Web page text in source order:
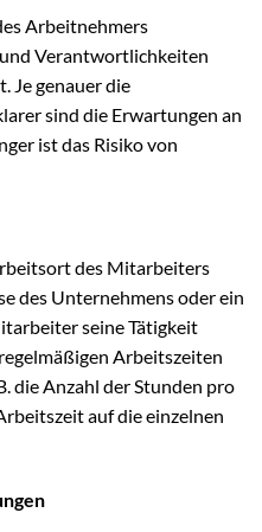
Arbeitnehmers
Verantwortlichkeiten
Je genauer die
sind die Erwartungen an
ist das Risiko von
des Mitarbeiters
des Unternehmens oder ein
seine Tätigkeit
Arbeitszeiten
die Anzahl der Stunden pro
auf die einzelnen